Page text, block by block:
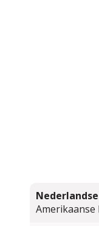
Amerikaanse